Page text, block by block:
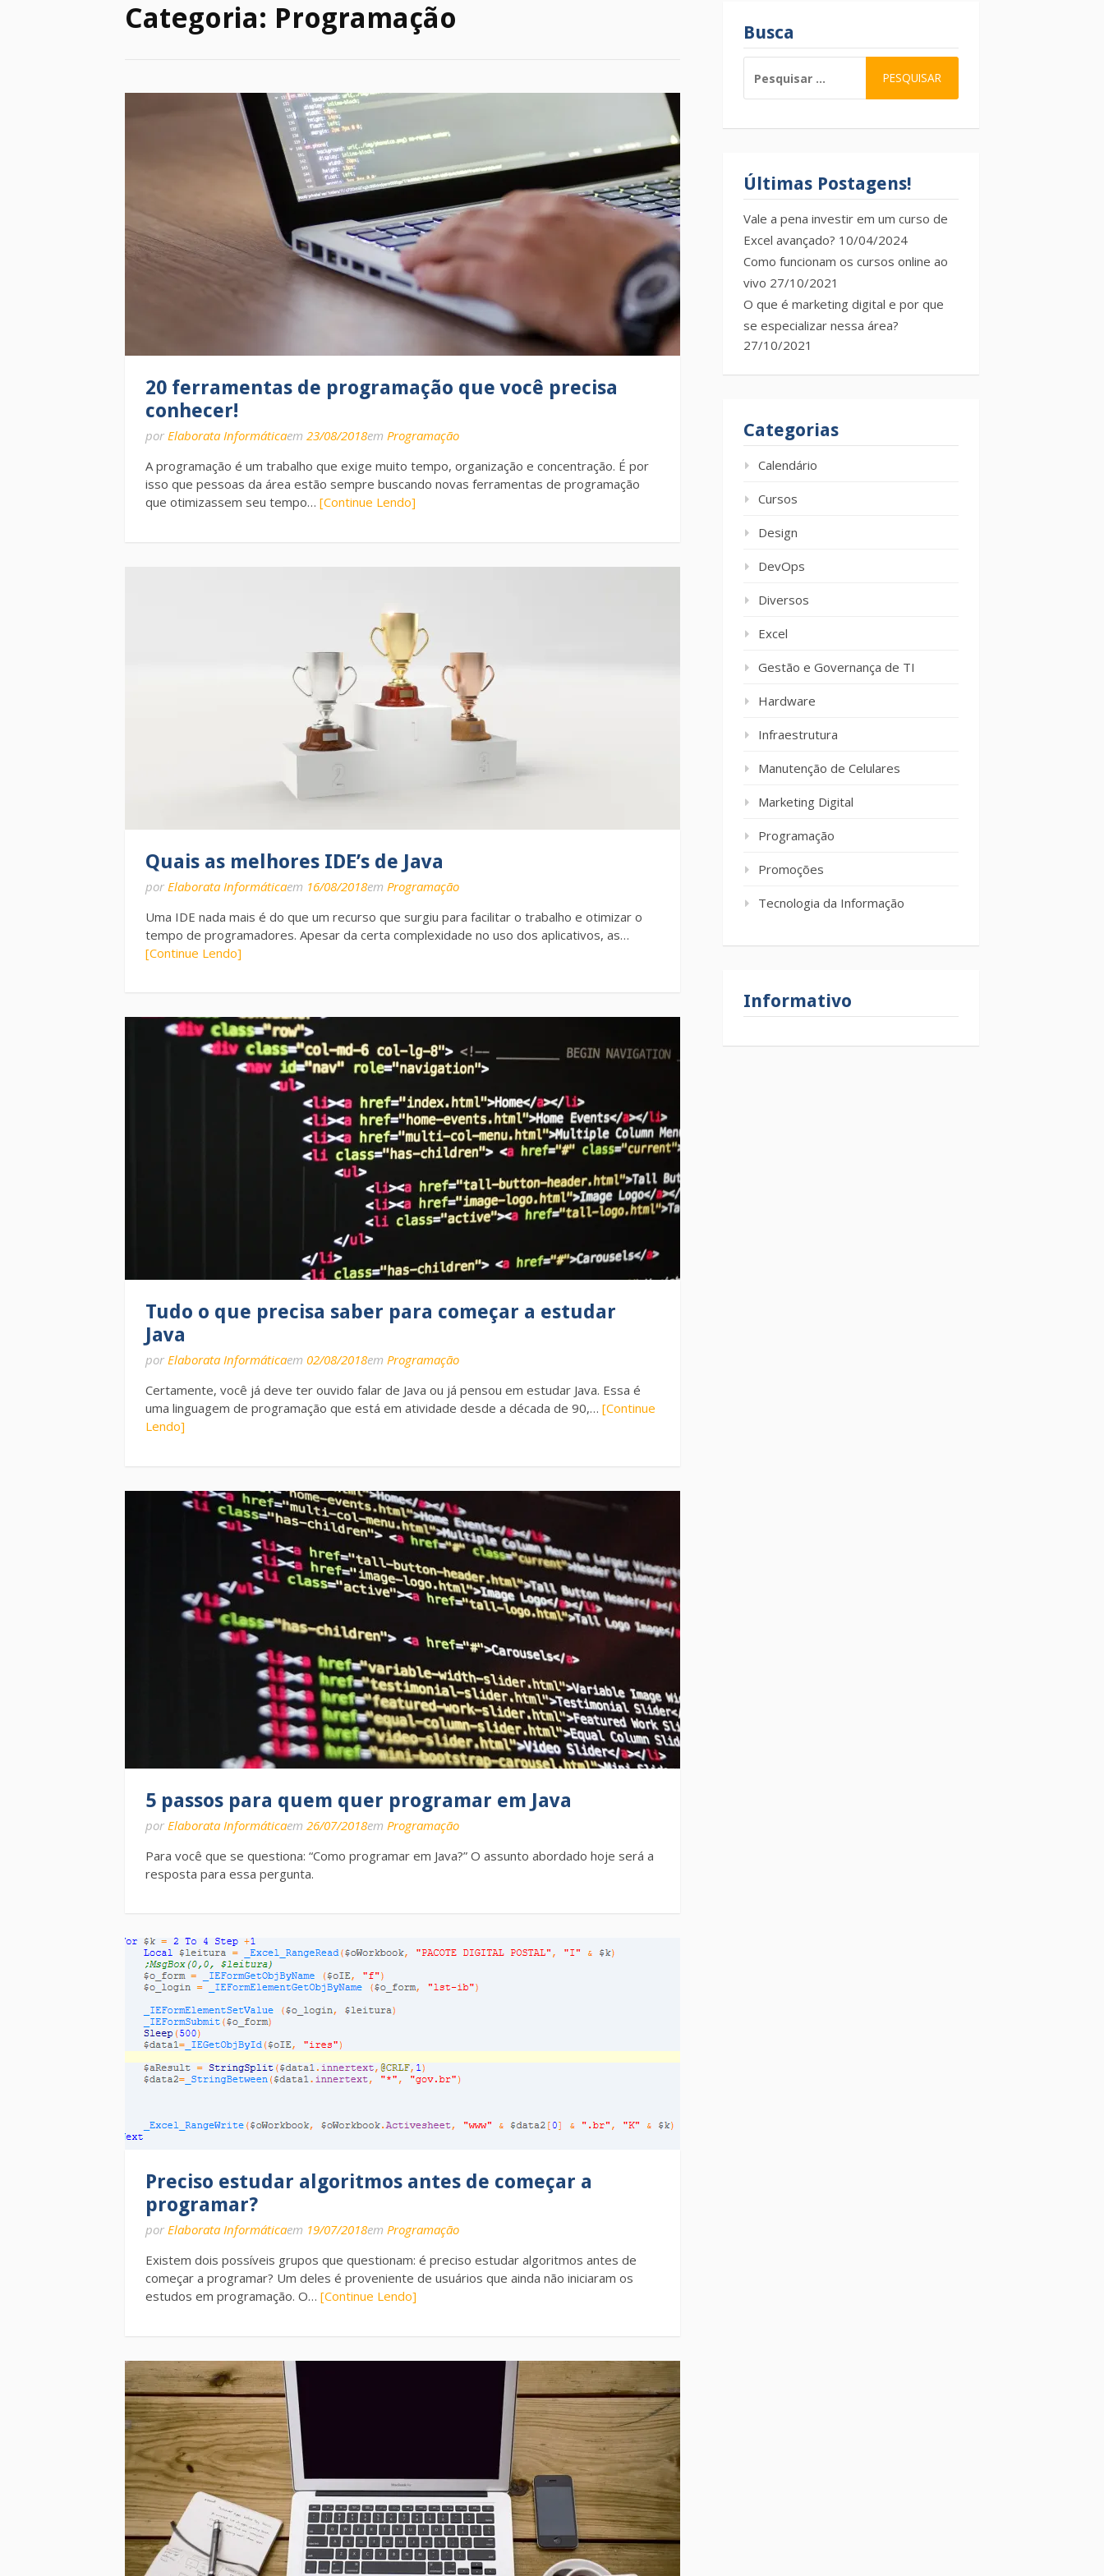
Categoria: Programação
20 ferramentas de programação que você precisa
conhecer!
por Elaborata Informáticaem 23/08/2018em Programação
A programação é um trabalho que exige muito tempo, organização e concentração. É por
isso que pessoas da área estão sempre buscando novas ferramentas de programação
que otimizassem seu tempo… [Continue Lendo]
Quais as melhores IDE’s de Java
por Elaborata Informáticaem 16/08/2018em Programação
Uma IDE nada mais é do que um recurso que surgiu para facilitar o trabalho e otimizar o
tempo de programadores. Apesar da certa complexidade no uso dos aplicativos, as…
[Continue Lendo]
Tudo o que precisa saber para começar a estudar
Java
por Elaborata Informáticaem 02/08/2018em Programação
Certamente, você já deve ter ouvido falar de Java ou já pensou em estudar Java. Essa é
uma linguagem de programação que está em atividade desde a década de 90,… [Continue
Lendo]
5 passos para quem quer programar em Java
por Elaborata Informáticaem 26/07/2018em Programação
Para você que se questiona: “Como programar em Java?” O assunto abordado hoje será a
resposta para essa pergunta.
Preciso estudar algoritmos antes de começar a
programar?
por Elaborata Informáticaem 19/07/2018em Programação
Existem dois possíveis grupos que questionam: é preciso estudar algoritmos antes de
começar a programar? Um deles é proveniente de usuários que ainda não iniciaram os
estudos em programação. O… [Continue Lendo]
Busca
POR:
Últimas Postagens!
Vale a pena investir em um curso de
Excel avançado? 10/04/2024
Como funcionam os cursos online ao
vivo 27/10/2021
O que é marketing digital e por que
se especializar nessa área?
27/10/2021
Categorias
Calendário
Cursos
Design
DevOps
Diversos
Excel
Gestão e Governança de TI
Hardware
Infraestrutura
Manutenção de Celulares
Marketing Digital
Programação
Promoções
Tecnologia da Informação
Informativo